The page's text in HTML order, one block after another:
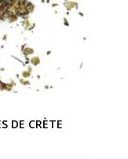
DE CRÈTE